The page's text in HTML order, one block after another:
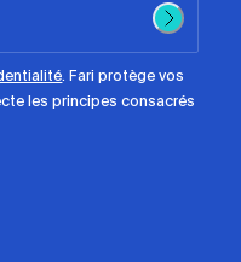
. Fari protège vos
les principes consacrés